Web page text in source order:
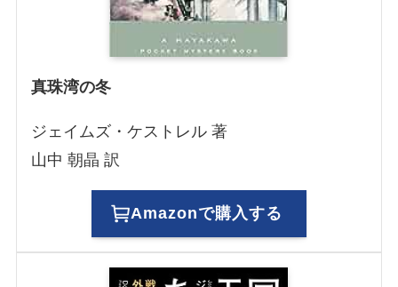
真珠湾の冬
ジェイムズ・ケストレル 著
山中 朝晶 訳
Amazonで購入する